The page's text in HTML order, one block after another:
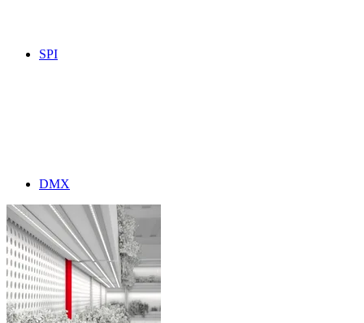
SPI
DMX